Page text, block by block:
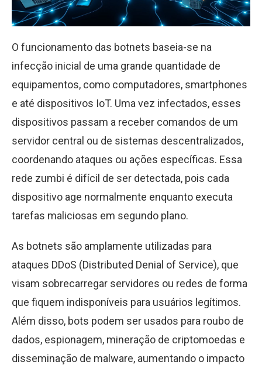
O funcionamento das botnets baseia-se na
infecção inicial de uma grande quantidade de
equipamentos, como computadores, smartphones
e até dispositivos IoT. Uma vez infectados, esses
dispositivos passam a receber comandos de um
servidor central ou de sistemas descentralizados,
coordenando ataques ou ações específicas. Essa
rede zumbi é difícil de ser detectada, pois cada
dispositivo age normalmente enquanto executa
tarefas maliciosas em segundo plano.
As botnets são amplamente utilizadas para
ataques DDoS (Distributed Denial of Service), que
visam sobrecarregar servidores ou redes de forma
que fiquem indisponíveis para usuários legítimos.
Além disso, bots podem ser usados para roubo de
dados, espionagem, mineração de criptomoedas e
disseminação de malware, aumentando o impacto